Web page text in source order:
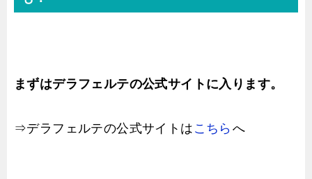
まずはデラフェルテの公式サイトに入ります。
⇒デラフェルテの公式サイトは こちら へ